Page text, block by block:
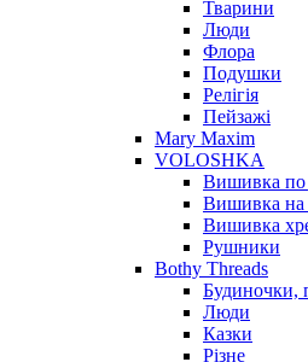
Тварини
Люди
Флора
Подушки
Релігія
Пейзажі
Mary Maxim
VOLOSHKA
Вишивка по
Вишивка на
Вишивка
Рушники
Bothy Threads
Будиночки,
Люди
Казки
Різне